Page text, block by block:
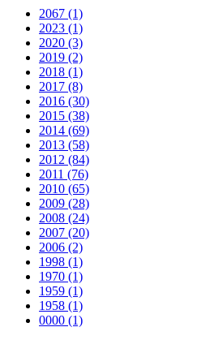
2067 (1)
2023 (1)
2020 (3)
2019 (2)
2018 (1)
2017 (8)
2016 (30)
2015 (38)
2014 (69)
2013 (58)
2012 (84)
2011 (76)
2010 (65)
2009 (28)
2008 (24)
2007 (20)
2006 (2)
1998 (1)
1970 (1)
1959 (1)
1958 (1)
0000 (1)